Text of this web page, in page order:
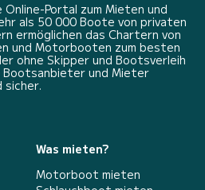
Portal zum Mieten und
als 50 000 Boote von privaten
ermöglichen das Chartern von
und Motorbooten zum besten
ohne Skipper und Bootsverleih
und Mieter
sicher.
Was mieten?
Motorboot mieten